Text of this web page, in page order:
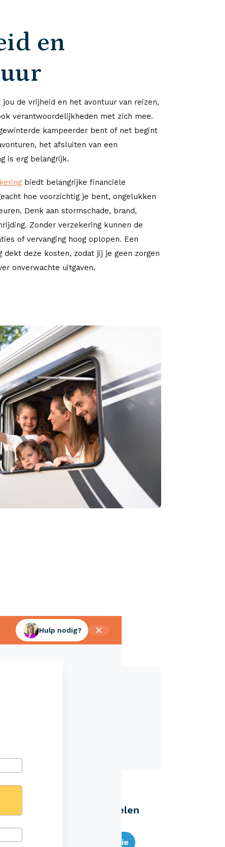
en
jou de vrijheid en het avontuur van reizen,
verantwoordelijkheden met zich mee.
kampeerder bent of net begint
het afsluiten van een
is erg belangrijk.
biedt belangrijke financiële
hoe voorzichtig je bent, ongelukken
Denk aan stormschade, brand,
Zonder verzekering kunnen de
of vervanging hoog oplopen. Een
dekt deze kosten, zodat jij je geen zorgen
onverwachte uitgaven.
Hulp nodig?
Eenvoudig zelf regelen
Bereken je premie